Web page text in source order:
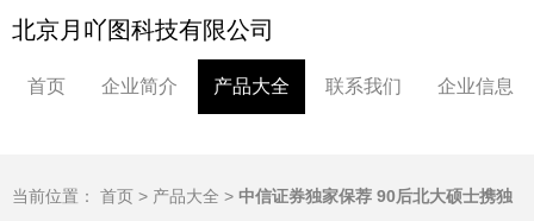
北京月吖图科技有限公司
首页 企业简介 产品大全 联系我们 企业信息
当前位置： 首页 > 产品大全 > 中信证券独家保荐 90后北大硕士携独